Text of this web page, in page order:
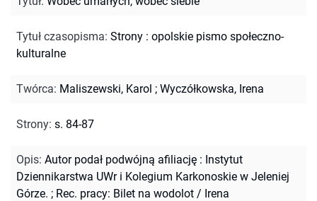
Tytuł czasopisma: Strony : opolskie pismo społeczno-
kulturalne
Twórca: Maliszewski, Karol ; Wyczółkowska, Irena
Strony: s. 84-87
Opis: Autor podał podwójną afiliację : Instytut
Dziennikarstwa UWr i Kolegium Karkonoskie w Jeleniej
Górze. ; Rec. pracy: Bilet na wodolot / Irena